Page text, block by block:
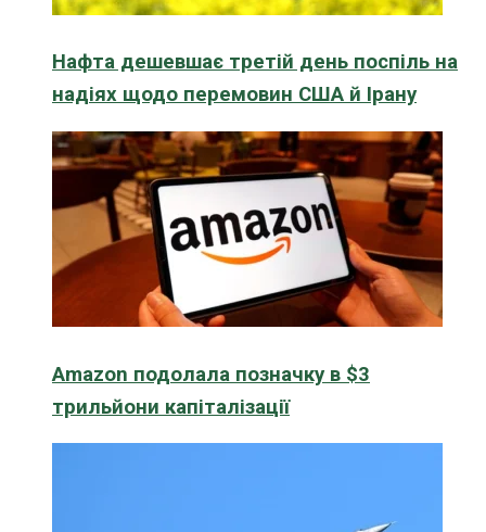
Нафта дешевшає третій день поспіль на
надіях щодо перемовин США й Ірану
Amazon подолала позначку в $3
трильйони капіталізації